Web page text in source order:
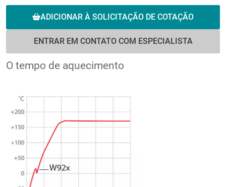
ADICIONAR À SOLICITAÇÃO DE COTAÇÃO
ENTRAR EM CONTATO COM ESPECIALISTA
O tempo de aquecimento